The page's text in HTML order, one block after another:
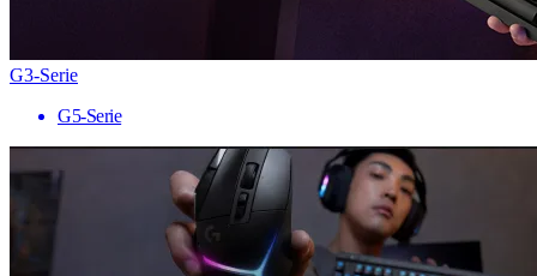
G3-Serie
G5-Serie